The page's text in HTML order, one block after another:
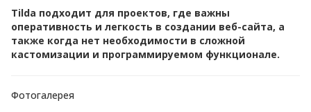
Tilda подходит для проектов, где важны
оперативность и легкость в создании веб-сайта, а
также когда нет необходимости в сложной
кастомизации и программируемом функционале.
Фотогалерея